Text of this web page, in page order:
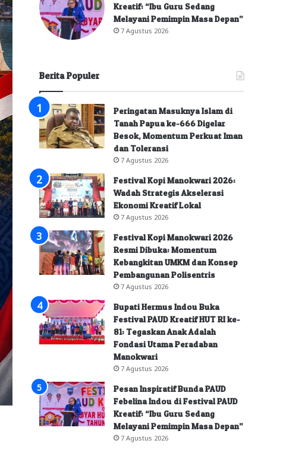
Kreatif: “Ibu Guru Sedang
Melayani Pemimpin Masa Depan”
7 Agustus 2026
Berita Populer
Peringatan Masuknya Islam di
Tanah Papua ke-666 Digelar
Besok, Momentum Perkuat Iman
dan Toleransi
7 Agustus 2026
Festival Kopi Manokwari 2026:
Wadah Strategis Akselerasi
Ekonomi Kreatif Lokal
7 Agustus 2026
Festival Kopi Manokwari 2026
Resmi Dibuka: Momentum
Kebangkitan UMKM dan Konsep
Pembangunan Polisentris
7 Agustus 2026
Bupati Hermus Indou Buka
Festival PAUD Kreatif HUT RI ke-
81: Tegaskan Anak Adalah
Fondasi Utama Peradaban
Manokwari
7 Agustus 2026
Pesan Inspiratif Bunda PAUD
Febelina Indou di Festival PAUD
Kreatif: “Ibu Guru Sedang
Melayani Pemimpin Masa Depan”
7 Agustus 2026